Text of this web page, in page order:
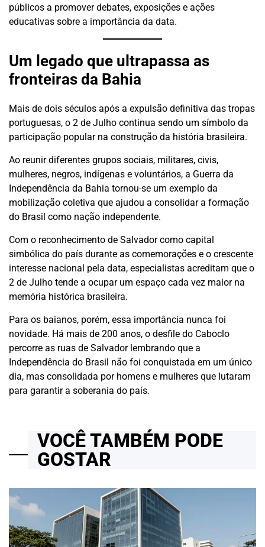
públicos a promover debates, exposições e ações
educativas sobre a importância da data.
Um legado que ultrapassa as
fronteiras da Bahia
Mais de dois séculos após a expulsão definitiva das tropas
portuguesas, o 2 de Julho continua sendo um símbolo da
participação popular na construção da história brasileira.
Ao reunir diferentes grupos sociais, militares, civis,
mulheres, negros, indígenas e voluntários, a Guerra da
Independência da Bahia tornou-se um exemplo da
mobilização coletiva que ajudou a consolidar a formação
do Brasil como nação independente.
Com o reconhecimento de Salvador como capital
simbólica do país durante as comemorações e o crescente
interesse nacional pela data, especialistas acreditam que o
2 de Julho tende a ocupar um espaço cada vez maior na
memória histórica brasileira.
Para os baianos, porém, essa importância nunca foi
novidade. Há mais de 200 anos, o desfile do Caboclo
percorre as ruas de Salvador lembrando que a
Independência do Brasil não foi conquistada em um único
dia, mas consolidada por homens e mulheres que lutaram
para garantir a soberania do país.
VOCÊ TAMBÉM PODE
GOSTAR